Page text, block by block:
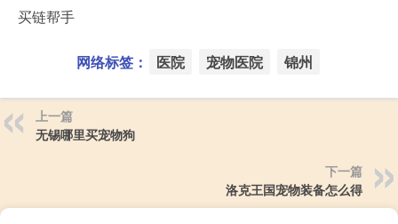
买链帮手
网络标签： 医院 宠物医院 锦州
上一篇
无锡哪里买宠物狗
下一篇
洛克王国宠物装备怎么得